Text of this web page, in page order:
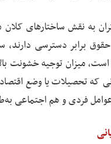
به نقش ساختارهای
برابر دسترسی دارند،
میزان توجیه خشونت
که تحصیلات یا وضع
فردی و هم اجتماعی